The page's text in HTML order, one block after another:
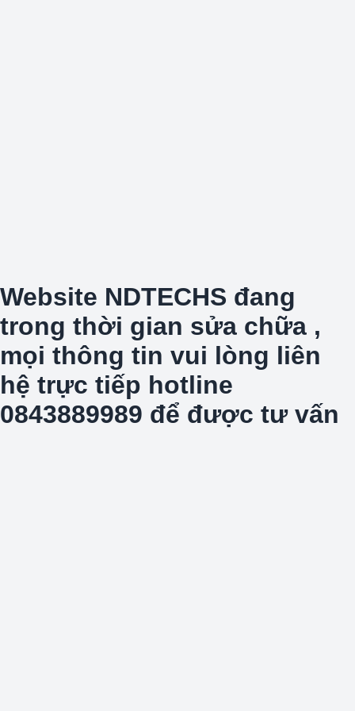
Website NDTECHS đang
trong thời gian sửa chữa ,
mọi thông tin vui lòng liên
hệ trực tiếp hotline
0843889989 để được tư vấn